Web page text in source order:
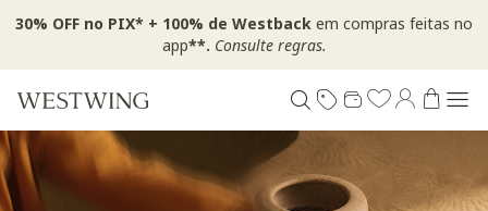
30% OFF no PIX* + 100% de Westback em compras feitas no
app**. Consulte regras.